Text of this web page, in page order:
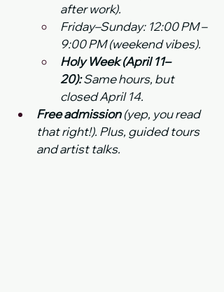
after work).
Friday–Sunday: 12:00 PM –
9:00 PM (weekend vibes).
Holy Week (April 11–
20): Same hours, but
closed April 14.
Free admission (yep, you read
that right!). Plus, guided tours
and artist talks.